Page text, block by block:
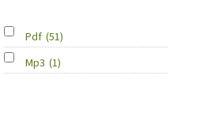
Pdf (51)
Mp3 (1)